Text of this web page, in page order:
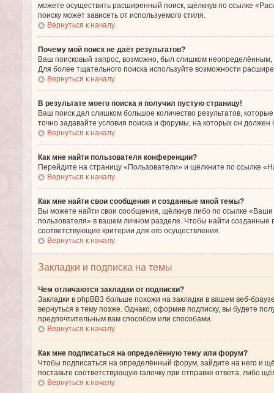
можете осуществить расширенный поиск, щёлкнув по ссылке
поиску может зависеть от используемого стиля.
Вернуться к началу
Почему мой поиск не даёт результатов?
Ваш поисковый запрос, возможно, был слишком неопределённым,
Для более тщательного поиска используйте возможности
Вернуться к началу
В результате моего поиска я получил пустую страницу!
Ваш поиск дал слишком большое количество результатов,
точно задавайте условия поиска и форумы, на которых он должен
Вернуться к началу
Как мне найти пользователя конференции?
Перейдите на страницу «Пользователи» и щёлкните по ссылке
Вернуться к началу
Как мне найти свои сообщения и созданные мной темы?
Вы можете найти свои сообщения, щёлкнув либо по ссылке
пользователя» в вашем личном разделе. Чтобы найти созданные
соответствующие критерии для его осуществления.
Вернуться к началу
Закладки и подписка на темы
Чем отличаются закладки от подписки?
Закладки в phpBB3 больше похожи на закладки в вашем веб-
вернуться в тему позже. Однако, оформив подписку, вы будете
предпочтительным вам способом или способами.
Вернуться к началу
Как мне подписаться на определённую тему или форум?
Чтобы подписаться на определённый форум, зайдите на него и
поставьте соответствующую галочку при отправке ответа, либо
Вернуться к началу